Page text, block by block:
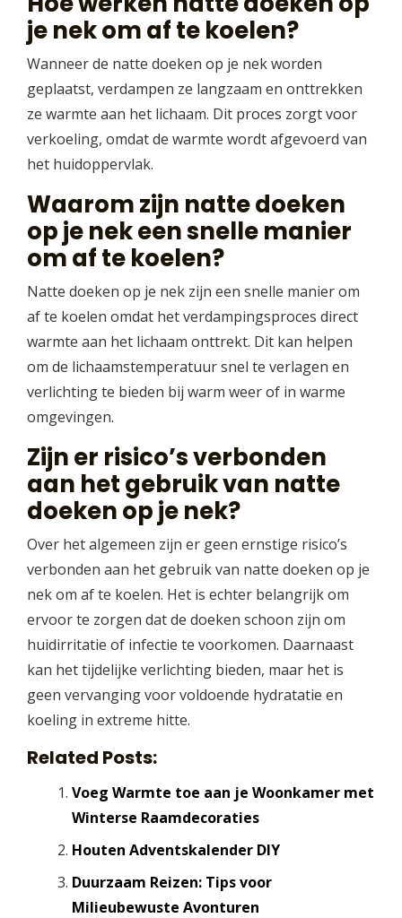
je nek om af te koelen?
Wanneer de natte doeken op je nek worden
geplaatst, verdampen ze langzaam en onttrekken
ze warmte aan het lichaam. Dit proces zorgt voor
verkoeling, omdat de warmte wordt afgevoerd van
het huidoppervlak.
Waarom zijn natte doeken
op je nek een snelle manier
om af te koelen?
Natte doeken op je nek zijn een snelle manier om
af te koelen omdat het verdampingsproces direct
warmte aan het lichaam onttrekt. Dit kan helpen
om de lichaamstemperatuur snel te verlagen en
verlichting te bieden bij warm weer of in warme
omgevingen.
Zijn er risico’s verbonden
aan het gebruik van natte
doeken op je nek?
Over het algemeen zijn er geen ernstige risico’s
verbonden aan het gebruik van natte doeken op je
nek om af te koelen. Het is echter belangrijk om
ervoor te zorgen dat de doeken schoon zijn om
huidirritatie of infectie te voorkomen. Daarnaast
kan het tijdelijke verlichting bieden, maar het is
geen vervanging voor voldoende hydratatie en
koeling in extreme hitte.
Related Posts:
Voeg Warmte toe aan je Woonkamer met
Winterse Raamdecoraties
Houten Adventskalender DIY
Duurzaam Reizen: Tips voor
Milieubewuste Avonturen